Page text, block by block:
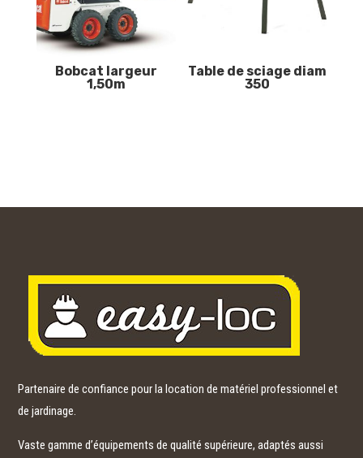
Bobcat largeur
1,50m
Table de sciage diam
350
Partenaire de confiance pour la location de matériel professionnel et
de jardinage.
Vaste gamme d’équipements de qualité supérieure, adaptés aussi